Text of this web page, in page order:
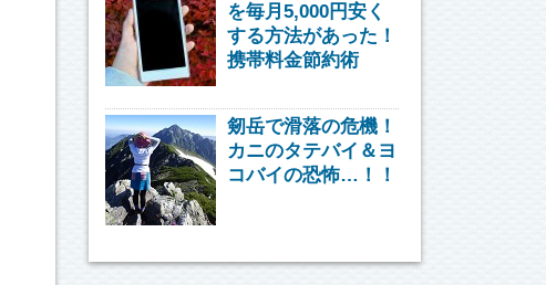
を毎月5,000円安く
する方法があった！
携帯料金節約術
剱岳で滑落の危機！
カニのタテバイ＆ヨ
コバイの恐怖…！！